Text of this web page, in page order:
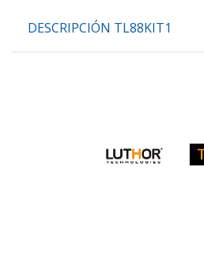
DESCRIPCIÓN TL88KIT1